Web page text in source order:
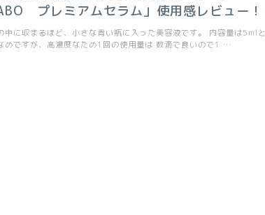
プレミアムセラム」使用感レビュー！
中に収まるほど、小さな青い瓶に入った美容液です。 内容量は5mlと
めですが、高濃度なため1回の使用量は 数滴で良いので1 …